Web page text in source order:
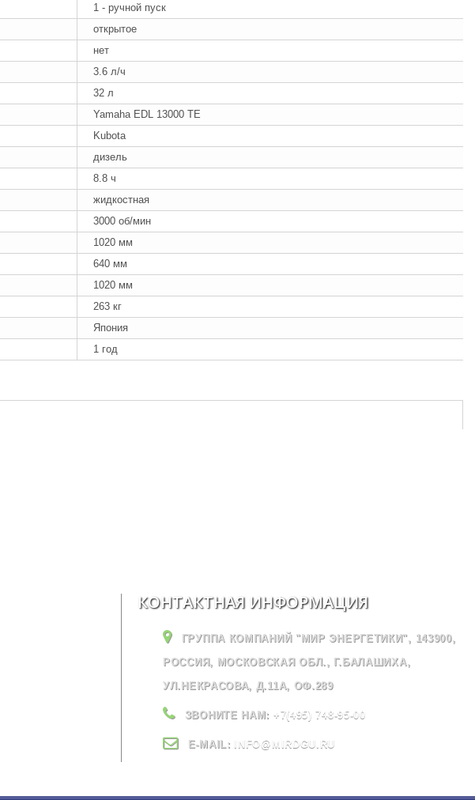
1 - ручной пуск
открытое
нет
3.6 л/ч
32 л
Yamaha EDL 13000 TE
Kubota
дизель
8.8 ч
жидкостная
3000 об/мин
1020 мм
640 мм
1020 мм
263 кг
Япония
1 год
КОНТАКТНАЯ ИНФОРМАЦИЯ
ГРУППА КОМПАНИЙ "МИР ЭНЕРГЕТИКИ", 143900,
РОССИЯ, МОСКОВСКАЯ ОБЛ., Г.БАЛАШИХА,
УЛ.НЕКРАСОВА, Д.11А, ОФ.289
ЗВОНИТЕ НАМ: +7(495) 748-95-00
E-MAIL: INFO@MIRDGU.RU